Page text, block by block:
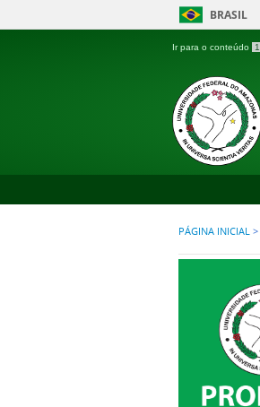
BRASIL
Ir para o conteúdo 1
PÁGINA INICIAL >